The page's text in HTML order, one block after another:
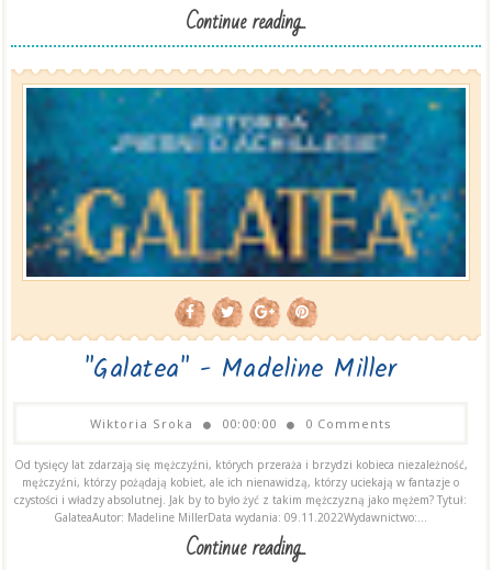
Continue reading...
"Galatea" - Madeline Miller
Wiktoria Sroka 00:00:00 0 Comments
Od tysięcy lat zdarzają się mężczyźni, których przeraża i brzydzi kobieca niezależność,
mężczyźni, którzy pożądają kobiet, ale ich nienawidzą, którzy uciekają w fantazje o
czystości i władzy absolutnej. Jak by to było żyć z takim mężczyzną jako mężem? Tytuł:
GalateaAutor: Madeline MillerData wydania: 09.11.2022Wydawnictwo:...
Continue reading...